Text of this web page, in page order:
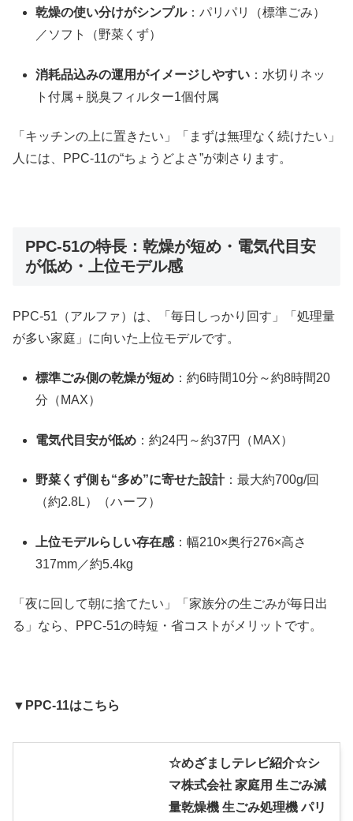
乾燥の使い分けがシンプル：パリパリ（標準ごみ）
／ソフト（野菜くず）
消耗品込みの運用がイメージしやすい ：水切りネッ
ト付属＋脱臭フィルター1個付属
「キッチンの上に置きたい」「まずは無理なく続けたい」
人には、PPC-11の“ちょうどよさ”が刺さります。
PPC-51の特長：乾燥が短め・電気代目安
が低め・上位モデル感
PPC-51（アルファ）は、「毎日しっかり回す」「処理量
が多い家庭」に向いた上位モデルです。
標準ごみ側の乾燥が短め ：約6時間10分～約8時間20
分（MAX）
電気代目安が低め ：約24円～約37円（MAX）
野菜くず側も“多め”に寄せた設計：最大約700g/回
（約2.8L）（ハーフ）
上位モデルらしい存在感 ：幅210×奥行276×高さ
317mm／約5.4kg
「夜に回して朝に捨てたい」「家族分の生ごみが毎日出
る」なら、PPC-51の時短・省コストがメリットです。
▼PPC-11はこちら
☆めざましテレビ紹介☆シ
マ株式会社 家庭用 生ごみ減
量乾燥機 生ごみ処理機 パリ